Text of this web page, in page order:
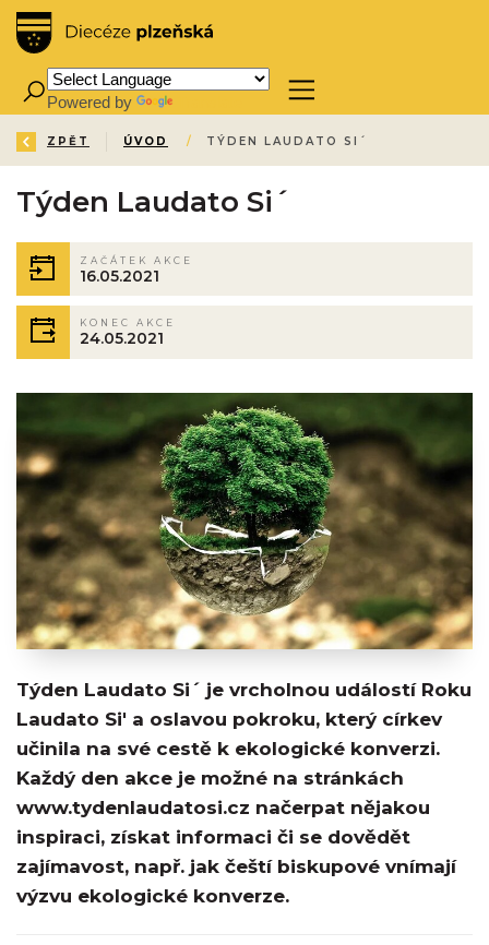
Powered by
ZPĚT ÚVOD / TÝDEN LAUDATO SI´
Týden Laudato Si´
ZAČÁTEK AKCE
16.05.2021
KONEC AKCE
24.05.2021
Týden Laudato Si´ je vrcholnou událostí Roku
Laudato Si' a oslavou pokroku, který církev
učinila na své cestě k ekologické konverzi.
Každý den akce je možné na stránkách
www.tydenlaudatosi.cz načerpat nějakou
inspiraci, získat informaci či se dovědět
zajímavost, např. jak čeští biskupové vnímají
výzvu ekologické konverze.